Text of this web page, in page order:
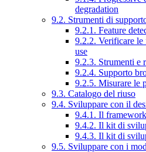
degradation
9.2. Strumenti di
9.2.1. Feature
9.2.2. Verificare
use
9.2.3. Strumenti e
9.2.4. Supporto
9.2.5. Misurare le
9.3. Catalogo del riuso
9.4. Sviluppare con il
9.4.1. Il
9.4.2. Il kit di
9.4.3. Il kit di
9.5. Sviluppare con i